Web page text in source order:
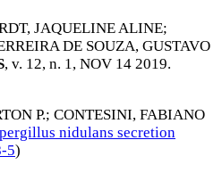
JAQUELINE ALINE;
DE SOUZA, GUSTAVO
, v. 12, n. 1, NOV 14 2019.
P.; CONTESINI, FABIANO
nidulans secretion
5)